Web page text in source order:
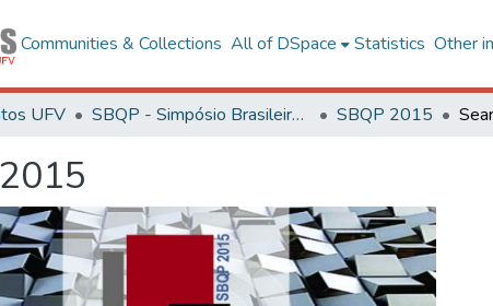
Communities & Collections All of DSpace Statistics Other
UFV SBQP - Simpósio Brasileiro de Qualidade do Projeto no Ambiente Construído SBQP 2015